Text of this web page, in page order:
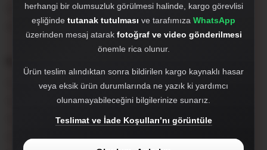
WhatsApp'tan Hızlı Destek Al
905527980412
Far, Stop ve Sisler
Tampon ve Tampon Setleri
Tampon Ekleri ve Difizörler
Facelift Dönüşüm Setleri
herhangi bir olumsuzluk görülmesi halinde, kargo görevlisi
eşliğinde tutanak tutulması ve tarafımıza WhatsApp
üzerinden mesaj atarak fotoğraf ve video gönderilmesi
önemle rica olunur.
Ürün teslim alındıktan sonra bildirilen kargo kaynaklı hasar
veya eksik ürün durumlarında ne yazık ki yardımcı
olunamayabileceğini bilgilerinize sunarız.
Teslimat ve İade Koşulları’nı görüntüle